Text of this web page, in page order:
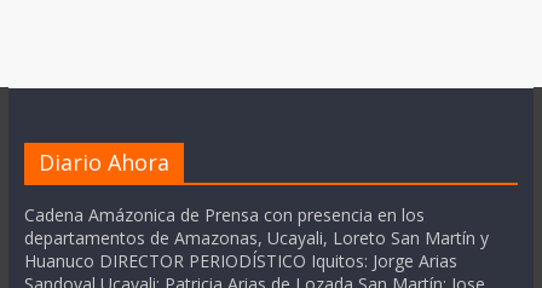
Diario Ahora
Cadena Amázonica de Prensa con presencia en los
departamentos de Amazonas, Ucayali, Loreto San Martín y
Huanuco DIRECTOR PERIODÍSTICO Iquitos: Jorge Arias